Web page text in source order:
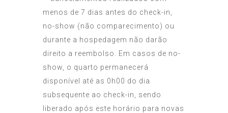
menos de 7 dias antes do check-in,
no-show (não comparecimento) ou
durante a hospedagem não darão
direito a reembolso. Em casos de no-
show, o quarto permanecerá
disponível até as 0h00 do dia
subsequente ao check-in, sendo
liberado após este horário para novas